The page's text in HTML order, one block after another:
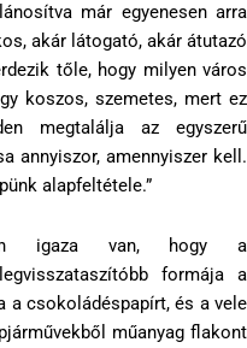
már egyenesen arra
akár látogató, akár átutazó
tőle, hogy milyen város
koszos, szemetes, mert ez
megtalálja az egyszerű
annyiszor, amennyiszer kell.
alapfeltétele.”
igaza van, hogy a
formája a
a csokoládéspapírt, és a vele
műanyag flakont